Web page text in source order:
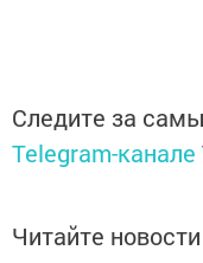
Следите за
Telegram-канале
Читайте